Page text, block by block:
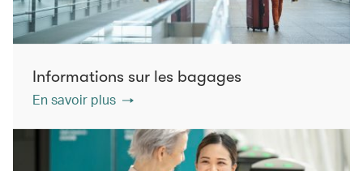
Informations sur les bagages
En savoir plus